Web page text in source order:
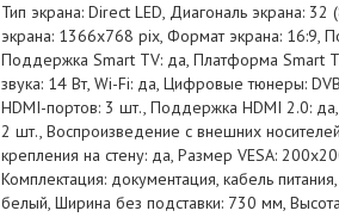
Тип экрана: Direct LED, Диагональ экрана:
экрана: 1366x768 pix, Формат экрана: 16:9,
Поддержка Smart TV: да, Платформа Smart
звука: 14 Вт, Wi-Fi: да, Цифровые тюнеры:
HDMI-портов: 3 шт., Поддержка HDMI 2.0: да,
2 шт., Воспроизведение с внешних
крепления на стену: да, Размер VESA:
Комплектация: документация, кабель
белый, Ширина без подставки: 730 мм,